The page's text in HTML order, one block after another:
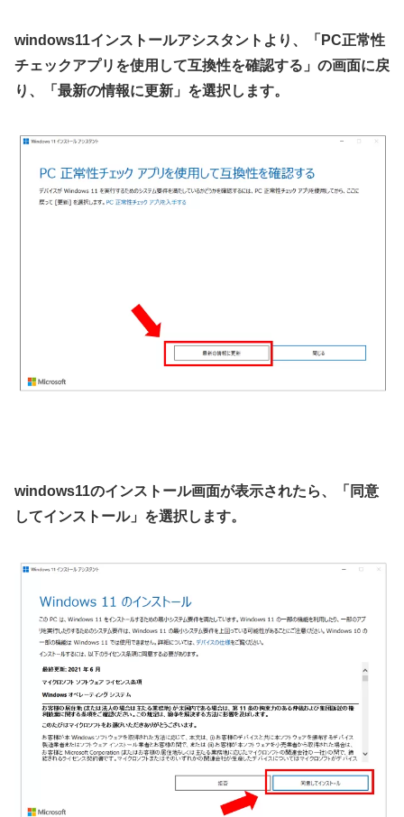
windows11インストールアシスタントより、「PC正常性
チェックアプリを使用して互換性を確認する」の画面に戻
り、「最新の情報に更新」を選択します。
windows11のインストール画面が表示されたら、「同意
してインストール」を選択します。